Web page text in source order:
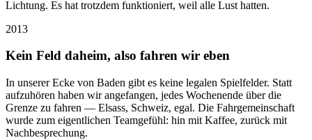
Lichtung. Es hat trotzdem funktioniert, weil alle Lust hatten.
2013
Kein Feld daheim, also fahren wir eben
In unserer Ecke von Baden gibt es keine legalen Spielfelder. Statt
aufzuhören haben wir angefangen, jedes Wochenende über die
Grenze zu fahren — Elsass, Schweiz, egal. Die Fahrgemeinschaft
wurde zum eigentlichen Teamgefühl: hin mit Kaffee, zurück mit
Nachbesprechung.